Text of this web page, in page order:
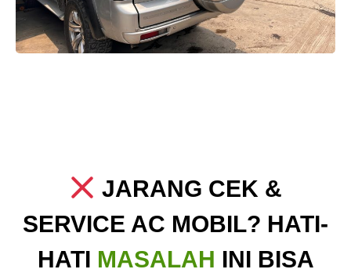
JARANG CEK &
SERVICE AC MOBIL? HATI-
HATI MASALAH INI BISA